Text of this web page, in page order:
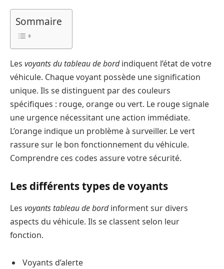
Sommaire
Les voyants du tableau de bordindiquent l’état de votre
véhicule. Chaque voyant possède une signification
unique. Ils se distinguent par des couleurs
spécifiques : rouge, orange ou vert. Le rouge signale
une urgence nécessitant une action immédiate.
L’orange indique un problème à surveiller. Le vert
rassure sur le bon fonctionnement du véhicule.
Comprendre ces codes assure votre sécurité.
Les différents types de voyants
Les voyants tableau de bordinforment sur divers
aspects du véhicule. Ils se classent selon leur
fonction.
Voyants d’alerte